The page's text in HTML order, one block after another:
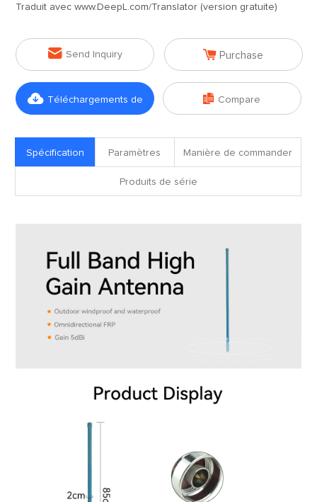
Traduit avec www.DeepL.com/Translator (version gratuite)
 Send Inquiry  Purchase
 Téléchargements de  Compare
Spécification Paramètres Manière de commander
Produits de série